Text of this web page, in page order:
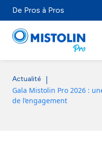
De Pros à Pros
Secteurs
Marques & Produits
Actualité |
Gala Mistolin Pro 2026 :
de l’engagement